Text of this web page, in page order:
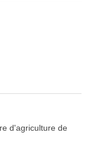
d'agriculture de